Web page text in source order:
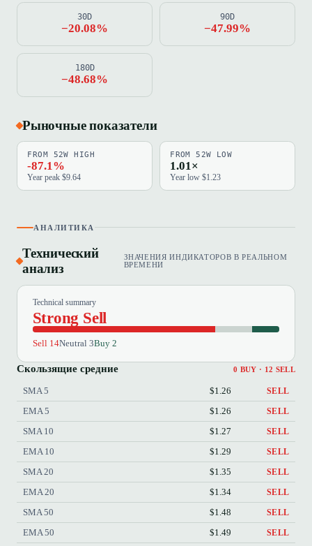
30D
−20.08%
90D
−47.99%
180D
−48.68%
Рыночные показатели
FROM 52W HIGH
-87.1%
Year peak $9.64
FROM 52W LOW
1.01×
Year low $1.23
АНАЛИТИКА
Технический
анализ
ЗНАЧЕНИЯ ИНДИКАТОРОВ В РЕАЛЬНОМ
ВРЕМЕНИ
Technical summary
Strong Sell
Sell 14Neutral 3Buy 2
Скользящие средние 0 BUY · 12 SELL
SMA 5 $1.26 SELL
EMA 5 $1.26 SELL
SMA 10 $1.27 SELL
EMA 10 $1.29 SELL
SMA 20 $1.35 SELL
EMA 20 $1.34 SELL
SMA 50 $1.48 SELL
EMA 50 $1.49 SELL